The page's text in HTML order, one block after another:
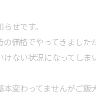
せです。
の価格でやってきました
ない状況になってしま
本変わってませんがご飯